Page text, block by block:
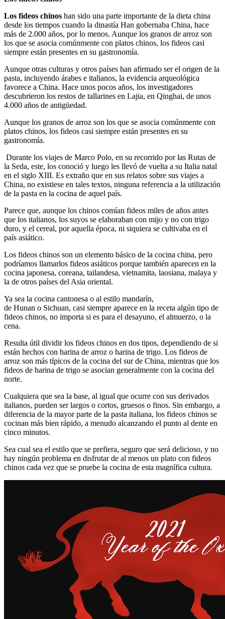
Los fideos chinos han sido una parte importante de la dieta china
desde los tiempos cuando la dinastía Han gobernaba China, hace
más de 2.000 años, por lo menos. Aunque los granos de arroz son
los que se asocia comúnmente con platos chinos, los fideos casi
siempre están presentes en su gastronomía.
Aunque otras culturas y otros países han afirmado ser el origen de la
pasta, incluyendo árabes e italianos, la evidencia arqueológica
favorece a China. Hace unos pocos años, los investigadores
descubrieron los restos de tallarines en Lajia, en Qinghai, de unos
4.000 años de antigüedad.
Aunque los granos de arroz son los que se asocia comúnmente con
platos chinos, los fideos casi siempre están presentes en su
gastronomía.
Durante los viajes de Marco Polo, en su recorrido por las Rutas de
la Seda, este, los conoció y luego les llevó de vuelta a su Italia natal
en el siglo XIII. Es extraño que en sus relatos sobre sus viajes a
China, no existiese en tales textos, ninguna referencia a la utilización
de la pasta en la cocina de aquel país.
Parece que, aunque los chinos comían fideos miles de años antes
que los italianos, los suyos se elaboraban con mijo y no con trigo
duro, y el cereal, por aquella época, ni siquiera se cultivaba en el
país asiático.
Los fideos chinos son un elemento básico de la cocina china, pero
podríamos llamarlos fideos asiáticos porque también aparecen en la
cocina japonesa, coreana, tailandesa, vietnamita, laosiana, malaya y
la de otros países del Asia oriental.
Ya sea la cocina cantonesa o al estilo mandarín,
de Hunan o Sichuan, casi siempre aparece en la receta algún tipo de
fideos chinos, no importa si es para el desayuno, el almuerzo, o la
cena.
Resulta útil dividir los fideos chinos en dos tipos, dependiendo de si
están hechos con harina de arroz o harina de trigo. Los fideos de
arroz son más típicos de la cocina del sur de China, mientras que los
fideos de harina de trigo se asocian generalmente con la cocina del
norte.
Cualquiera que sea la base, al igual que ocurre con sus derivados
italianos, pueden ser largos o cortos, gruesos o finos. Sin embargo, a
diferencia de la mayor parte de la pasta italiana, los fideos chinos se
cocinan más bien rápido, a menudo alcanzando el punto al dente en
cinco minutos.
Sea cual sea el estilo que se prefiera, seguro que será delicioso, y no
hay ningún problema en disfrutar de al menos un plato con fideos
chinos cada vez que se pruebe la cocina de esta magnífica cultura.